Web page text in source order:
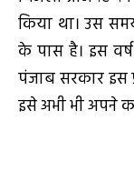
किया था। उस
के पास है। इस
पंजाब सरकार इस
इसे अभी भी अपने